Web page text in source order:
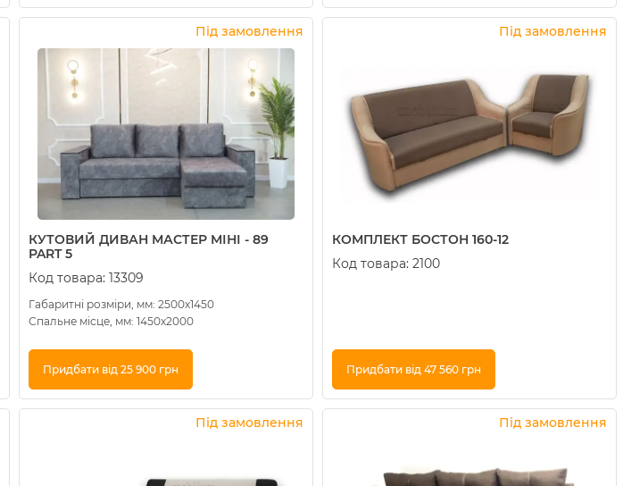
Купити в 1 клік Купити в 1 клік
Під замовлення
КУТОВИЙ ДИВАН МАСТЕР МІНІ - 89
PART 5
Код товара: 13309
Габаритні розміри, мм: 2500х1450
Спальне місце, мм: 1450х2000
Придбати від 25 900 грн
Купити в 1 клік
Під замовлення
КОМПЛЕКТ БОСТОН 160-12
Код товара: 2100
Придбати від 47 560 грн
Купити в 1 клік
Під замовлення Під замовлення